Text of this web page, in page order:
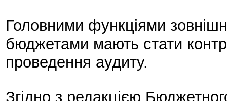
Головними функціями
бюджетами мають стати
проведення аудиту.
Згідно з редакцією